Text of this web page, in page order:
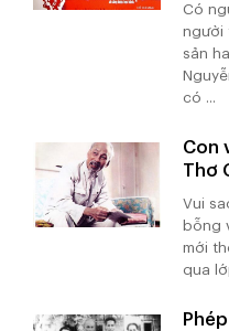
Có
người
sản
có ...
Con
Thơ
Vui
bỗng
mới
qua